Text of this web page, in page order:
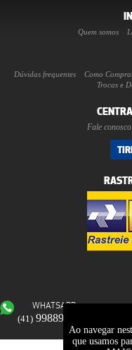
Ao navegar
que usamos
Quem somos
Dúvidas frequentes Como
Trocas e
Fale
WHATSAPP
(41) 99889-2777